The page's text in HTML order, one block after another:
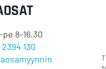
pe 8-16.30
2394 130